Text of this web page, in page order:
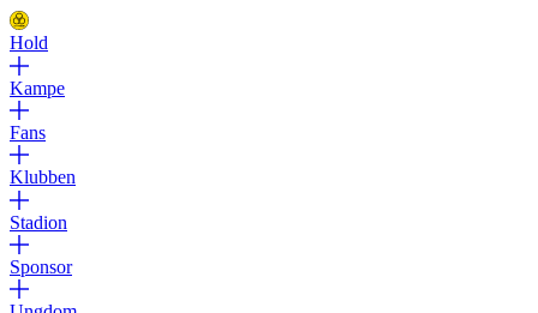
Hold
Kampe
Fans
Klubben
Stadion
Sponsor